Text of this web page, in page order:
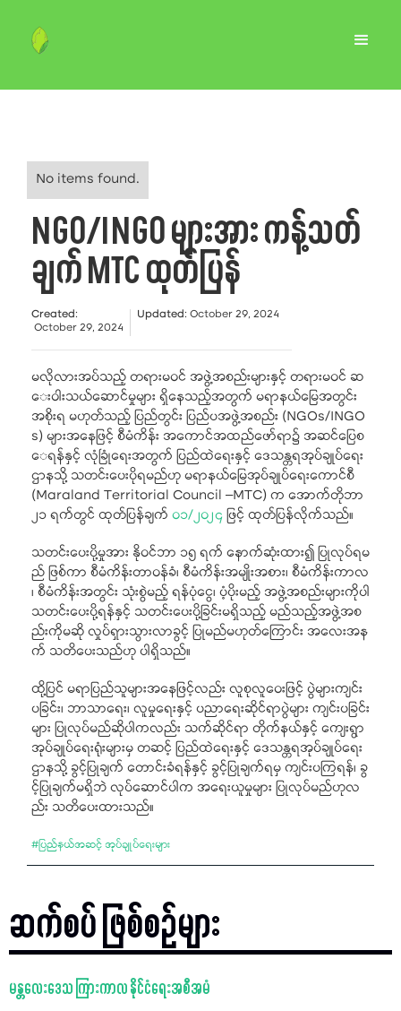
No items found.
NGO/INGO များအား ကန့်သတ်
ချက် MTC ထုတ်ပြန်
Created:
October 29, 2024
Updated: October 29, 2024
မလိုလားအပ်သည့် တရားမဝင် အဖွဲ့အစည်းများနှင့် တရားမဝင် ဆ
ေးဝါးသယ်ဆောင်မှုများ ရှိနေသည့်အတွက် မရာနယ်မြေအတွင်း
အစိုးရ မဟုတ်သည့် ပြည်တွင်း ပြည်ပအဖွဲ့အစည်း (NGOs/INGO
s) များအနေဖြင့် စီမံကိန်း အကောင်အထည်ဖော်ရာ၌ အဆင်ပြေစ
ေရန်နှင့် လုံခြုံရေးအတွက် ပြည်ထဲရေးနှင့် ဒေသန္တရအုပ်ချုပ်ရေး
ဌာနသို့ သတင်းပေးပိုရမည်ဟု မရာနယ်မြေအုပ်ချုပ်ရေးကောင်စီ
(Maraland Territorial Council –MTC) က အောက်တိုဘာ
၂၁ ရက်တွင် ထုတ်ပြန်ချက် ၀၁/၂၀၂၄ ဖြင့် ထုတ်ပြန်လိုက်သည်။
သတင်းပေးပို့မှုအား နိုဝင်ဘာ ၁၅ ရက် နောက်ဆုံးထား၍ ပြုလုပ်ရမ
ည် ဖြစ်ကာ စီမံကိန်းတာဝန်ခံ၊ စီမံကိန်းအမျိုးအစား၊ စီမံကိန်းကာလ
၊ စီမံကိန်းအတွင်း သုံးစွဲမည့် ရန်ပုံငွေ၊ ပံ့ပိုးမည့် အဖွဲ့အစည်းများကိုပါ
သတင်းပေးပို့ရန်နှင့် သတင်းပေးပို့ခြင်းမရှိသည့် မည်သည့်အဖွဲ့အစ
ည်းကိုမဆို လှုပ်ရှားသွားလာခွင့် ပြုမည်မဟုတ်ကြောင်း အလေးအန
က် သတိပေးသည်ဟု ပါရှိသည်။
ထို့ပြင် မရာပြည်သူများအနေဖြင့်လည်း လူစုလူဝေးဖြင့် ပွဲများကျင်း
ပခြင်း၊ ဘာသာရေး၊ လူမှုရေးနှင့် ပညာရေးဆိုင်ရာပွဲများ ကျင်းပခြင်း
များ ပြုလုပ်မည်ဆိုပါကလည်း သက်ဆိုင်ရာ တိုက်နယ်နှင့် ကျေးရွာ
အုပ်ချုပ်ရေးရုံးများမှ တဆင့် ပြည်ထဲရေးနှင့် ဒေသန္တရအုပ်ချုပ်ရေး
ဌာနသို့ ခွင့်ပြုချက် တောင်းခံရန်နှင့် ခွင့်ပြုချက်ရမှ ကျင်းပကြရန်၊ ခွ
င့်ပြုချက်မရှိဘဲ လုပ်ဆောင်ပါက အရေးယူမှုများ ပြုလုပ်မည်ဟုလ
ည်း သတိပေးထားသည်။
#ပြည်နယ်အဆင့် အုပ်ချုပ်ရေးများ
ဆက်စပ် ဖြစ်စဉ်များ
မန္တလေးဒေသ ကြားကာလ နိုင်ငံရေးအစီအမံ